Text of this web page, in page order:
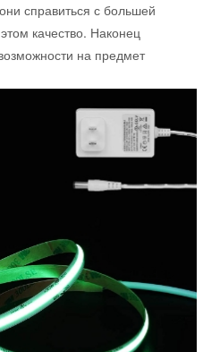
справиться с большей
качество. Наконец
на предмет